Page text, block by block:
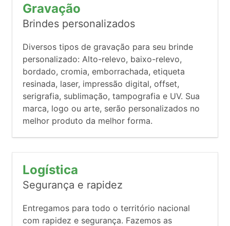
Gravação
Brindes personalizados
Diversos tipos de gravação para seu brinde
personalizado: Alto-relevo, baixo-relevo,
bordado, cromia, emborrachada, etiqueta
resinada, laser, impressão digital, offset,
serigrafia, sublimação, tampografia e UV. Sua
marca, logo ou arte, serão personalizados no
melhor produto da melhor forma.
Logística
Segurança e rapidez
Entregamos para todo o território nacional
com rapidez e segurança. Fazemos as